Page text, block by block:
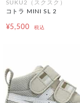
SUKU2（スクスク）
コトラ MINI SL 2
¥5,500 税込